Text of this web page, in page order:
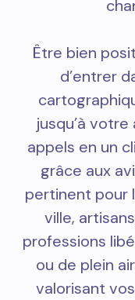
Être bien
d’entrer
jusqu’à
appels en un
grâce aux
pertinent pour
ville,
professions
ou de plein
valorisant